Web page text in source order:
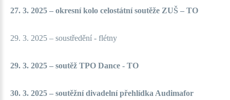
27. 3. 2025 – okresní kolo celostátní soutěže ZUŠ – TO
29. 3. 2025 – soustředění - flétny
29. 3. 2025 – soutěž TPO Dance - TO
30. 3. 2025 – soutěžní divadelní přehlídka Audimafor